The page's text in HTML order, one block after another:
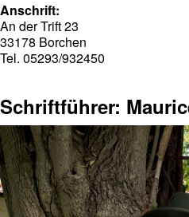
Anschrift:
An der Trift 23
33178 Borchen
Tel. 05293/932450
Schriftführer: